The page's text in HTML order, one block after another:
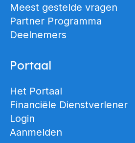
Meest gestelde vragen
Partner Programma
Deelnemers
Portaal
Het Portaal
Financiële Dienstverlener
Login
Aanmelden